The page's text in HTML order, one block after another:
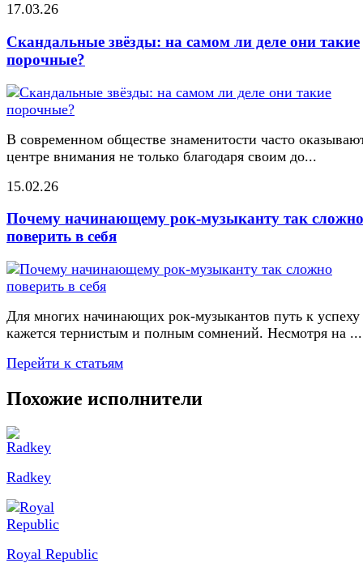
17.03.26
Скандальные звёзды: на самом ли деле они такие
порочные?
В современном обществе знаменитости часто
центре внимания не только благодаря своим до...
15.02.26
Почему начинающему рок-музыканту так сложно
поверить в себя
Для многих начинающих рок-музыкантов путь к успеху
кажется тернистым и полным сомнений. Несмотря на ...
Перейти к статьям
Похожие исполнители
Radkey
Royal Republic